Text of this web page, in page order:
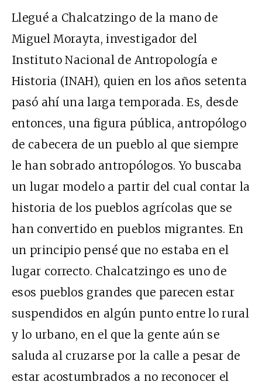
Llegué a Chalcatzingo de la mano de
Miguel Morayta, investigador del
Instituto Nacional de Antropología e
Historia (INAH), quien en los años setenta
pasó ahí una larga temporada. Es, desde
entonces, una figura pública, antropólogo
de cabecera de un pueblo al que siempre
le han sobrado antropólogos. Yo buscaba
un lugar modelo a partir del cual contar la
historia de los pueblos agrícolas que se
han convertido en pueblos migrantes. En
un principio pensé que no estaba en el
lugar correcto. Chalcatzingo es uno de
esos pueblos grandes que parecen estar
suspendidos en algún punto entre lo rural
y lo urbano, en el que la gente aún se
saluda al cruzarse por la calle a pesar de
estar acostumbrados a no reconocer el